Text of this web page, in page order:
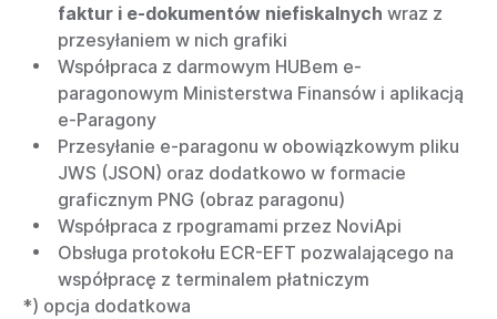
faktur i e-dokumentów niefiskalnych wraz z
przesyłaniem w nich grafiki
Współpraca z darmowym HUBem e-
paragonowym Ministerstwa Finansów i aplikacją
e-Paragony
Przesyłanie e-paragonu w obowiązkowym pliku
JWS (JSON) oraz dodatkowo w formacie
graficznym PNG (obraz paragonu)
Współpraca z rpogramami przez NoviApi
Obsługa protokołu ECR-EFT pozwalającego na
współpracę z terminalem płatniczym
*) opcja dodatkowa